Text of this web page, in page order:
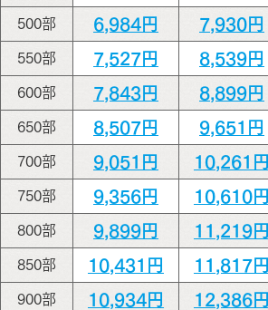
500部 6,984円 7,930円
550部 7,527円 8,539円
600部 7,843円 8,899円
650部 8,507円 9,651円
700部 9,051円 10,261円
750部 9,356円 10,610円
800部 9,899円 11,219円
850部 10,431円 11,817円
900部 10,934円 12,386円